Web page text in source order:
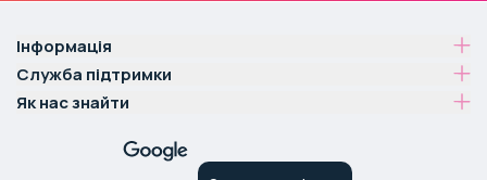
Інформація
Служба підтримки
Як нас знайти